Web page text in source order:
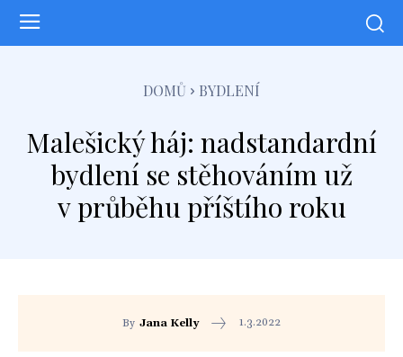
DOMŮ BYDLENÍ
Malešický háj: nadstandardní
bydlení se stěhováním už
v průběhu příštího roku
By Jana Kelly 1.3.2022